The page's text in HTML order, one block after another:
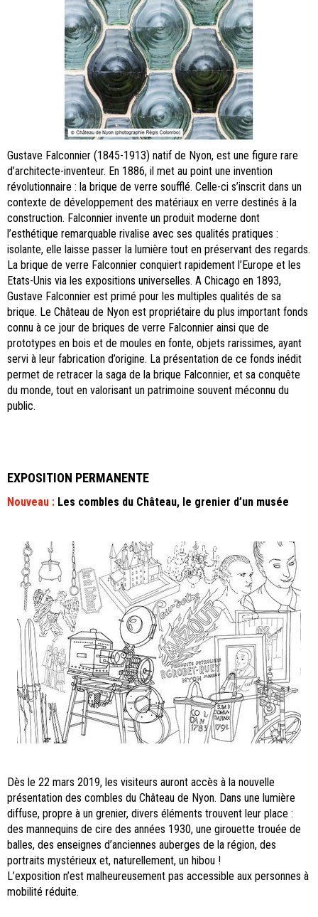
Gustave Falconnier (1845-1913) natif de Nyon, est une figure rare
d’architecte-inventeur. En 1886, il met au point une invention
révolutionnaire : la brique de verre soufflé. Celle-ci s’inscrit dans un
contexte de développement des matériaux en verre destinés à la
construction. Falconnier invente un produit moderne dont
l’esthétique remarquable rivalise avec ses qualités pratiques :
isolante, elle laisse passer la lumière tout en préservant des regards.
La brique de verre Falconnier conquiert rapidement l’Europe et les
Etats-Unis via les expositions universelles. A Chicago en 1893,
Gustave Falconnier est primé pour les multiples qualités de sa
brique. Le Château de Nyon est propriétaire du plus important fonds
connu à ce jour de briques de verre Falconnier ainsi que de
prototypes en bois et de moules en fonte, objets rarissimes, ayant
servi à leur fabrication d’origine. La présentation de ce fonds inédit
permet de retracer la saga de la brique Falconnier, et sa conquête
du monde, tout en valorisant un patrimoine souvent méconnu du
public.
EXPOSITION PERMANENTE
Nouveau : Les combles du Château, le grenier d’un musée
Dès le 22 mars 2019, les visiteurs auront accès à la nouvelle
présentation des combles du Château de Nyon. Dans une lumière
diffuse, propre à un grenier, divers éléments trouvent leur place :
des mannequins de cire des années 1930, une girouette trouée de
balles, des enseignes d’anciennes auberges de la région, des
portraits mystérieux et, naturellement, un hibou !
L’exposition n’est malheureusement pas accessible aux personnes à
mobilité réduite.